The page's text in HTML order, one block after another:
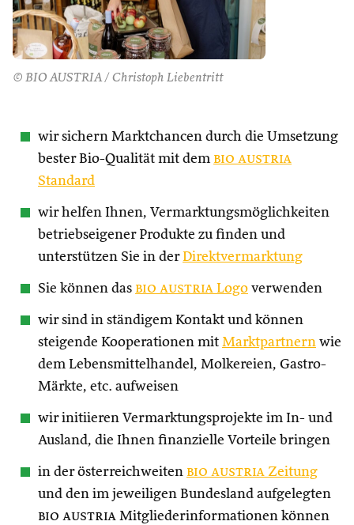
© BIO AUSTRIA / Christoph Liebentritt
wir sichern Marktchancen durch die Umsetzung
bester Bio-Qualität mit dem bio austria
Standard
wir helfen Ihnen, Vermarktungsmöglichkeiten
betriebseigener Produkte zu finden und
unterstützen Sie in derDirektvermarktung
Sie können das bio austria Logo verwenden
wir sind in ständigem Kontakt und können
steigende Kooperationen mit Marktpartnern wie
dem Lebensmittelhandel, Molkereien, Gastro-
Märkte, etc. aufweisen
wir initiieren Vermarktungsprojekte im In- und
Ausland, die Ihnen finanzielle Vorteile bringen
in der österreichweiten bio austria Zeitung
und den im jeweiligen Bundesland aufgelegten
bio austria Mitgliederinformationen können